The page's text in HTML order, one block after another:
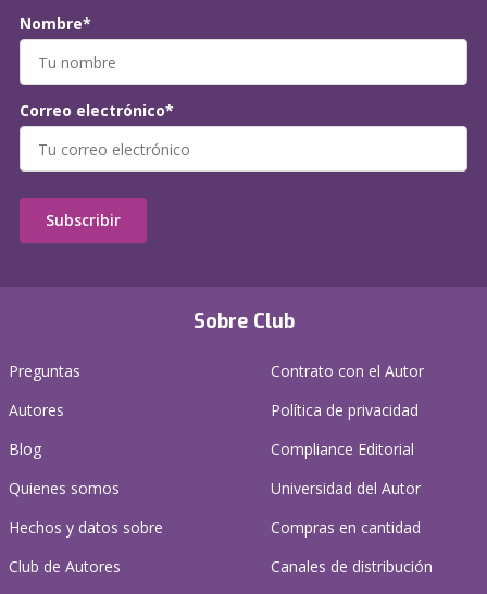
Sobre Club
Preguntas
Autores
Blog
Quienes somos
Hechos y datos sobre
Club de Autores
Contrato con el Autor
Política de privacidad
Compliance Editorial
Universidad del Autor
Compras en cantidad
Canales de distribución
Nombre*
Correo electrónico*
Subscribir